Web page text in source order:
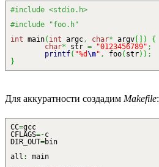
#include <stdio.h>
#include "foo.h"
int main( int argc, char* argv )
{
char* str = "0123456789" ;
printf( "%d\n" , foo( str) ) ;
}
Для аккуратности создадим Makefile:
CC=gcc
CFLAGS=-c
DIR_OUT=bin
all :
main